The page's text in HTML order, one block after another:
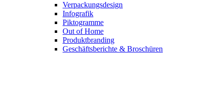
Verpackungsdesign
Infografik
Piktogramme
Out of Home
Produktbranding
Geschäftsberichte & Broschüren